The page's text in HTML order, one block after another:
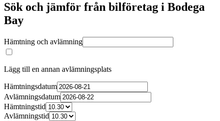
Sök och jämför från bilföretag i Bodega
Bay
Hämtning och avlämning
Lägg till en annan avlämningsplats
Hämtningsdatum
Avlämningsdatum
Hämtningstid
Avlämningstid